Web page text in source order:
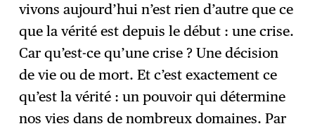
vivons aujourd’hui n’est rien d’autre que ce
que la vérité est depuis le début : une crise.
Car qu’est-ce qu’une crise ? Une décision
de vie ou de mort. Et c’est exactement ce
qu’est la vérité : un pouvoir qui détermine
nos vies dans de nombreux domaines. Par